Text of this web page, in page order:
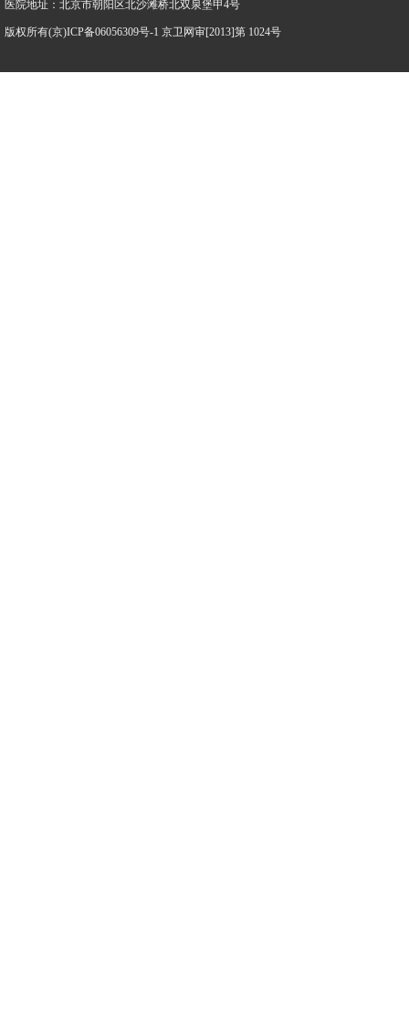
医院地址：北京市朝阳区北沙滩桥北双泉堡甲4号
版权所有(京)ICP备06056309号-1 京卫网审[2013]第 1024号